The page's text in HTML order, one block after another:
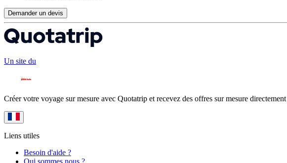
Demander un devis
Un site du
Créer votre voyage sur mesure avec Quotatrip et recevez des offres sur mesure
Liens utiles
Besoin d'aide ?